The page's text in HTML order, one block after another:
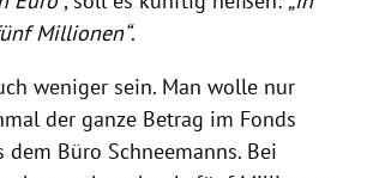
Millionen“.
weniger sein. Man wolle nur
der ganze Betrag im Fonds
Büro Schneemanns. Bei